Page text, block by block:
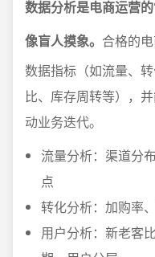
数据分析是电商运营
像盲人摸象。 合格的
数据指标（如流量、
比、库存周转等），
动业务迭代。
流量分析：渠道分
点
转化分析：加购率
用户分析：新老客